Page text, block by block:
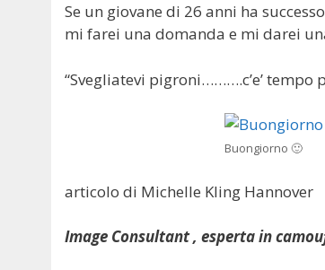
Se un giovane di 26 anni ha
mi farei una domanda e mi darei
“Svegliatevi pigroni……….c’e’
Buongiorno 🙂
articolo di Michelle Kling Hannover
Image Consultant , esperta in